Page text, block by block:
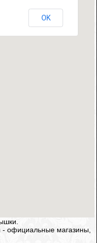
OK
- официальные магазины,